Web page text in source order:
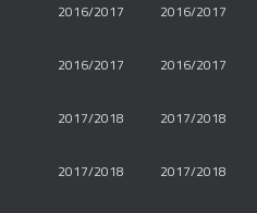
2016/2017 2016/2017
2016/2017 2016/2017
2017/2018 2017/2018
2017/2018 2017/2018